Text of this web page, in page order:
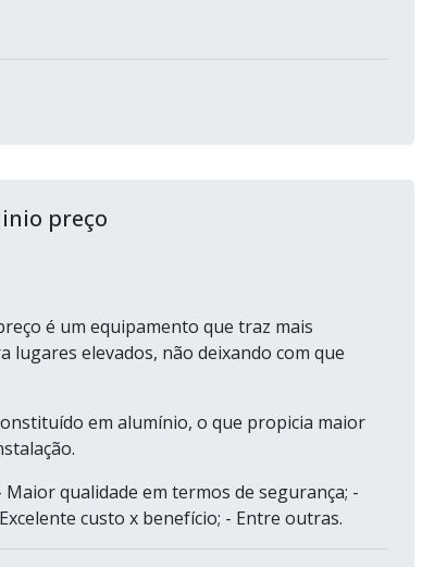
preço
é um equipamento que traz mais
lugares elevados, não deixando com que
em alumínio, o que propicia maior
qualidade em termos de segurança; -
custo x benefício; - Entre outras.